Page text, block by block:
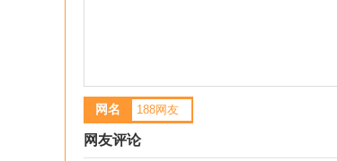
网名
网友评论